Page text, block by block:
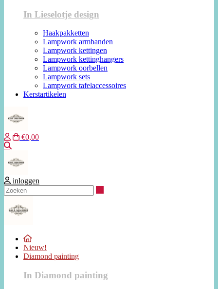
In Lieselotje design
Haakpakketten
Lampwork armbanden
Lampwork kettingen
Lampwork kettinghangers
Lampwork oorbellen
Lampwork sets
Lampwork tafelaccessoires
Kerstartikelen
€0,00
inloggen
Nieuw!
Diamond painting
In Diamond painting